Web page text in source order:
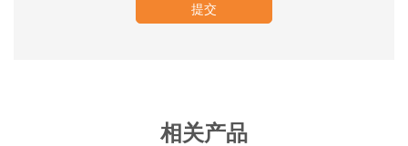
提交
相关产品